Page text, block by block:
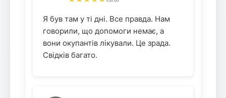
Я був там у ті дні. Все правда. Нам
говорили, що допомоги немає, а
вони окупантів лікували. Це зрада.
Свідків багато.